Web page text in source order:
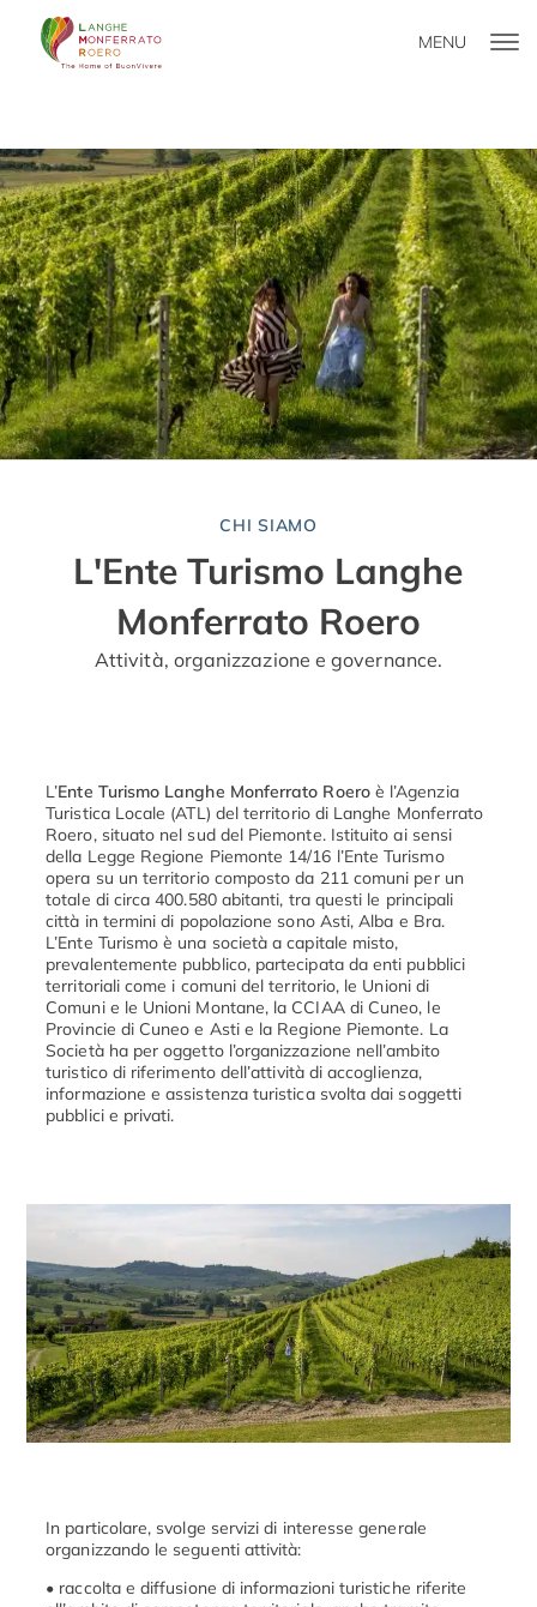
MENU
CHI SIAMO
L'Ente Turismo Langhe
Monferrato Roero
Attività, organizzazione e governance.
L’Ente Turismo Langhe Monferrato Roeroè l’Agenzia
Turistica Locale (ATL) del territorio di Langhe Monferrato
Roero, situato nel sud del Piemonte. Istituito ai sensi
della Legge Regione Piemonte 14/16 l’Ente Turismo
opera su un territorio composto da 211 comuni per un
totale di circa 400.580 abitanti, tra questi le principali
città in termini di popolazione sono Asti, Alba e Bra.
L’Ente Turismo è una società a capitale misto,
prevalentemente pubblico, partecipata da enti pubblici
territoriali come i comuni del territorio, le Unioni di
Comuni e le Unioni Montane, la CCIAA di Cuneo, le
Provincie di Cuneo e Asti e la Regione Piemonte. La
Società ha per oggetto l’organizzazione nell’ambito
turistico di riferimento dell’attività di accoglienza,
informazione e assistenza turistica svolta dai soggetti
pubblici e privati.
In particolare, svolge servizi di interesse generale
organizzando le seguenti attività:
• raccolta e diffusione di informazioni turistiche riferite